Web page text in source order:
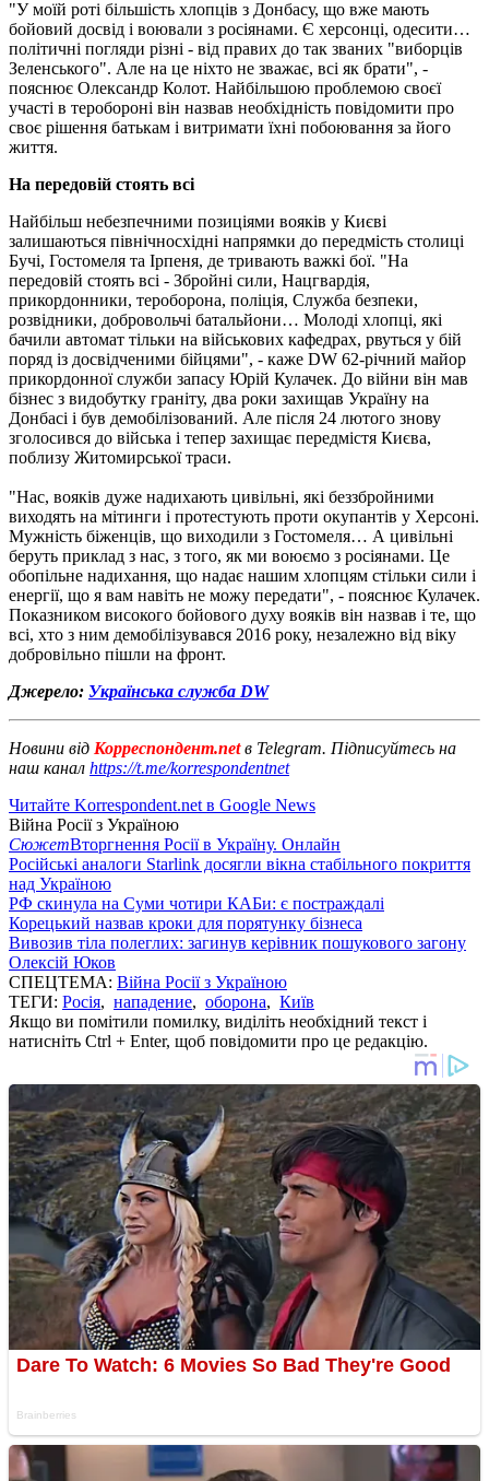
"У моїй роті більшість хлопців з Донбасу, що вже мають
бойовий досвід і воювали з росіянами. Є херсонці, одесити…
політичні погляди різні - від правих до так званих "виборців
Зеленського". Але на це ніхто не зважає, всі як брати", -
пояснює Олександр Колот. Найбільшою проблемою своєї
участі в теробороні він назвав необхідність повідомити про
своє рішення батькам і витримати їхні побоювання за його
життя.
На передовій стоять всі
Найбільш небезпечними позиціями вояків у Києві
залишаються північносхідні напрямки до передмість столиці
Бучі, Гостомеля та Ірпеня, де тривають важкі бої. "На
передовій стоять всі - Збройні сили, Нацгвардія,
прикордонники, тероборона, поліція, Служба безпеки,
розвідники, добровольчі батальйони… Молоді хлопці, які
бачили автомат тільки на військових кафедрах, рвуться у бій
поряд із досвідченими бійцями", - каже DW 62-річний майор
прикордонної служби запасу Юрій Кулачек. До війни він мав
бізнес з видобутку граніту, два роки захищав Україну на
Донбасі і був демобілізований. Але після 24 лютого знову
зголосився до війська і тепер захищає передмістя Києва,
поблизу Житомирської траси.
"Нас, вояків дуже надихають цивільні, які беззбройними
виходять на мітинги і протестують проти окупантів у Херсоні.
Мужність біженців, що виходили з Гостомеля… А цивільні
беруть приклад з нас, з того, як ми воюємо з росіянами. Це
обопільне надихання, що надає нашим хлопцям стільки сили і
енергії, що я вам навіть не можу передати", - пояснює Кулачек.
Показником високого бойового духу вояків він назвав і те, що
всі, хто з ним демобілізувався 2016 року, незалежно від віку
добровільно пішли на фронт.
Джерело: Українська служба DW
Новини від Корреспондент.netв Telegram. Підписуйтесь на
наш канал https://t.me/korrespondentnet
Читайте Korrespondent.net в Google News
Війна Росії з Україною
СюжетВторгнення Росії в Україну. Онлайн
Російські аналоги Starlink досягли вікна стабільного покриття
над Україною
РФ скинула на Суми чотири КАБи: є постраждалі
Корецький назвав кроки для порятунку бізнеса
Вивозив тіла полеглих: загинув керівник пошукового загону
Олексій Юков
СПЕЦТЕМА: Війна Росії з Україною
ТЕГИ: Росія, нападение, оборона, Київ
Якщо ви помітили помилку, виділіть необхідний текст і
натисніть Ctrl + Enter, щоб повідомити про це редакцію.